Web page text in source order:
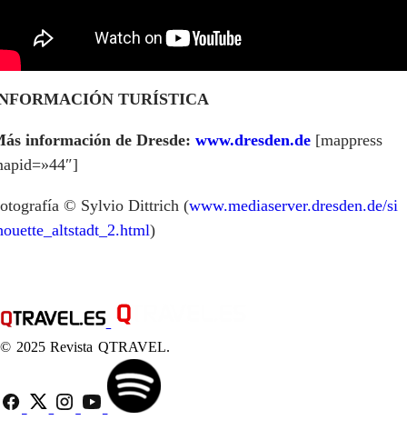
TURÍSTICA
información de Dresde: www.dresden.de [mappress
© Sylvio Dittrich (www.mediaserver.dresden.de/si
)
© 2025 Revista QTRAVEL.